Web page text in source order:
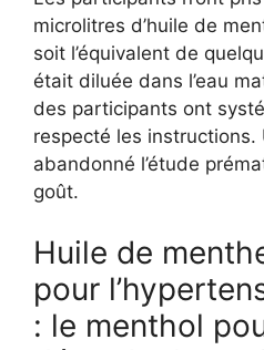
microlitres d’huile de
soit l’équivalent de
était diluée dans l’eau
des participants ont
respecté les instructions.
abandonné l’étude
goût.
Huile de
pour
: le menthol